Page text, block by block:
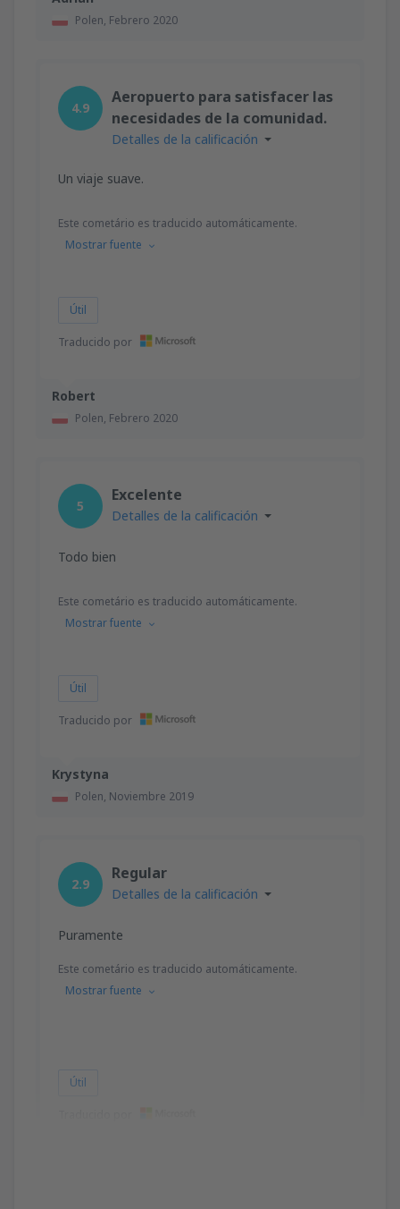
Polen, Febrero 2020
Robert
Polen, Febrero 2020
4.9
Aeropuerto para satisfacer las
necesidades de la comunidad.
Detalles de la calificación
Un viaje suave.
Este cometário es traducido automáticamente.
Mostrar fuente
Útil
Traducido por
Krystyna
Polen, Noviembre 2019
5
Excelente
Detalles de la calificación
Todo bien
Este cometário es traducido automáticamente.
Mostrar fuente
Útil
Traducido por
2.9
Regular
Detalles de la calificación
Puramente
Este cometário es traducido automáticamente.
Mostrar fuente
Útil